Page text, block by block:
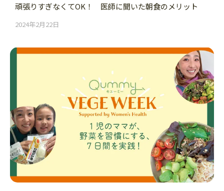
頑張りすぎなくてOK！ 医師に聞いた朝食のメリット
2024年2月22日